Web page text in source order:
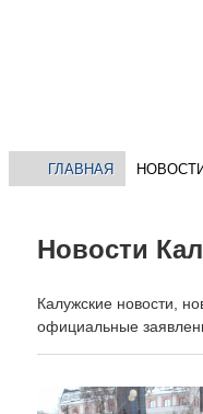
ГЛАВНАЯ
Новости
Калужские новости,
официальные